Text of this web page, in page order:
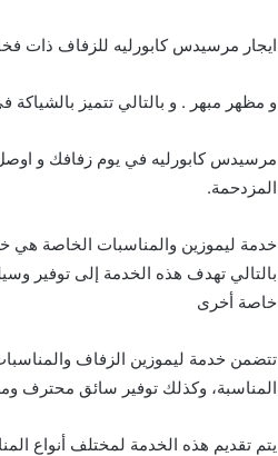
ايجار مرسيدس كابورليه للزفاف ذات
و مظهر مبهر . و بالتالي تتميز
المزدحمة.
خدمة ليموزين والمناسبات الخاصة هي
بالتالي تهدف هذه الخدمة إلى توفير
خاصة أخرى
تتضمن خدمة ليموزين الزفاف
المناسبة، وكذلك توفير سائق محترف ومدرب
يتم تقديم هذه الخدمة لمختلف أنواع